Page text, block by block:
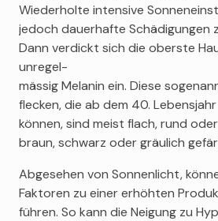
Wiederholte intensive
jedoch dauerhafte Schädigungen
Dann verdickt sich die oberste
unregel-
mässig Melanin ein. Diese
flecken, die ab dem 40.
können, sind meist flach, rund
braun, schwarz oder gräulich
Abgesehen von Sonnenlicht,
Faktoren zu einer erhöhten
führen. So kann die Neigung zu